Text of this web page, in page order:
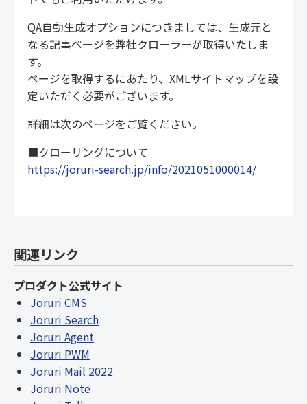
関連リンク
プロダクト公式サイト
Joruri CMS
Joruri Search
Joruri Agent
Joruri PWM
Joruri Mail 2022
Joruri Note
QA自動生成オプションにつきましては、生成元と
なる記事ページを弊社クローラーが取得いたしま
す。
ページを取得するにあたり、XMLサイトマップを設
定いただく必要がございます。
詳細は次のページをご覧ください。
■クローリングについて
https://joruri-search.jp/info/2021051000014/